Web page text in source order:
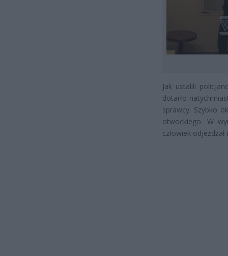
Jak ustalili
dotarło
sprawcy. Szybko
otwockiego. W
człowiek